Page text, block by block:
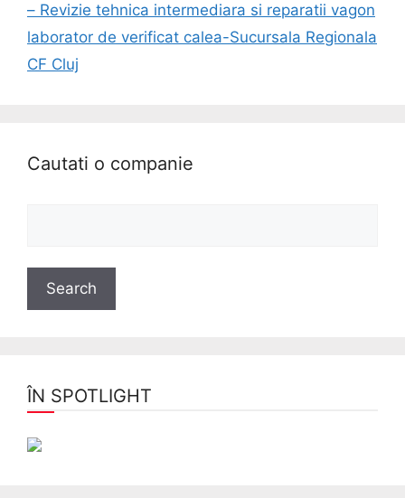
– Revizie tehnica intermediara si reparatii vagon
laborator de verificat calea-Sucursala Regionala
CF Cluj
Cautati o companie
ÎN SPOTLIGHT